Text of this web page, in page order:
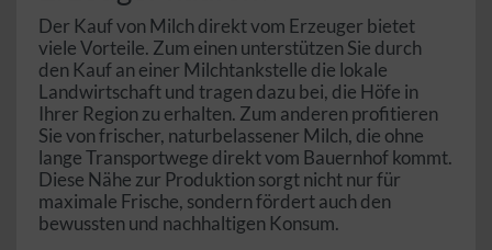
Der Kauf von Milch direkt vom Erzeuger bietet
viele Vorteile. Zum einen unterstützen Sie durch
den Kauf an einer Milchtankstelle die lokale
Landwirtschaft und tragen dazu bei, die Höfe in
Ihrer Region zu erhalten. Zum anderen profitieren
Sie von frischer, naturbelassener Milch, die ohne
lange Transportwege direkt vom Bauernhof kommt.
Diese Nähe zur Produktion sorgt nicht nur für
maximale Frische, sondern fördert auch den
bewussten und nachhaltigen Konsum.